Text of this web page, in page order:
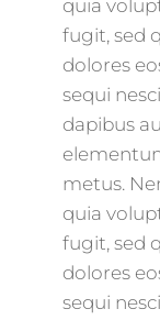
quia
fugit, sed
dolores
sequi
dapibus
metus.
quia
fugit, sed
dolores
sequi